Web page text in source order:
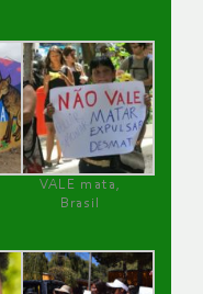
VALE mata,
Brasil